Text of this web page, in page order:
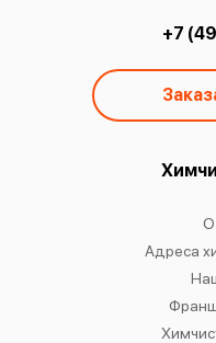
+7
О
Адреса